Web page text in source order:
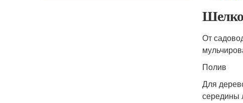
От
Полив
Для
середины